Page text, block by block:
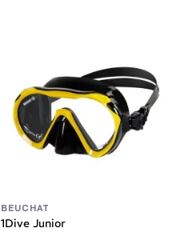
BEUCHAT
1Dive Junior